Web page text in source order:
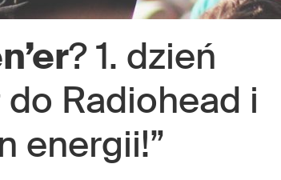
? 1. dzień
Radiohead i
energii!”